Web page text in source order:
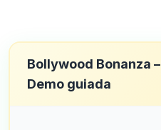
Bollywood Bonanza –
Demo guiada